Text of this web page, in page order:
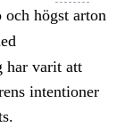
högst arton
har varit att
intentioner